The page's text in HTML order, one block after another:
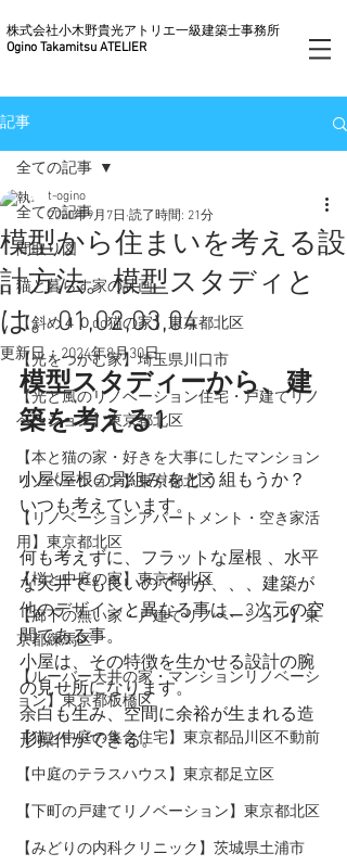
株式会社小木野貴光アトリエ一級建築士事務所
Ogino Takamitsu ATELIER
記事
全ての記事
間取り図
猫と暮らす家の計画
【斜め４０do猫の家】東京都北区
【光をつかむ家】埼玉県川口市
【光と風のリノベーション住宅・戸建てリノ
ベーション】東京都北区
【本と猫の家・好きを大事にしたマンション
リノベーション】東京都北区
【リノベーションアパートメント・空き家活
用】東京都北区
【桜と中庭の家】東京都北区
【廊下の無い家・戸建てリノベーション】東
京都練馬区
【ルーバー天井の家・マンションリノベーシ
ョン】東京都板橋区
【猫と中庭の集合住宅】東京都品川区不動前
【中庭のテラスハウス】東京都足立区
【下町の戸建てリノベーション】東京都北区
【みどりの内科クリニック】茨城県土浦市
全ての記事
模型から住まいを考える設
計方法。模型スタディと
は。01,02,03,04
t-ogino
2020年9月7日 読了時間: 21分
更新日：2024年8月30日
模型スタディーから、建
築を考える1
小屋(屋根の骨組み)をどう組もうか？
いつも考えています。
何も考えずに、 フラット な屋根 、 水平
な天井でも良いのですが、、、建築が
他のデザインと異なる事は、3次元の空
間である事。
小屋は、その特徴を生かせる設計の腕
の見せ所になります。
余白 も生み、空間に余裕が生まれる造
形操作ができる。